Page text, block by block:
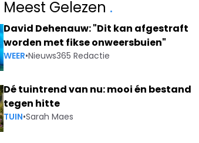
Meest Gelezen .
David Dehenauw: "Dit kan afgestraft
worden met fikse onweersbuien"
WEER•Nieuws365 Redactie
Dé tuintrend van nu: mooi én bestand
tegen hitte
TUIN•Sarah Maes